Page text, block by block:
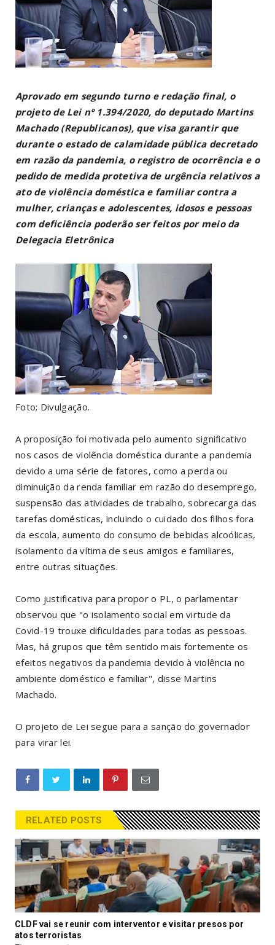
Aprovado em segundo turno e redação final, o
projeto de Lei nº 1.394/2020, do deputado Martins
Machado (Republicanos), que visa garantir que
durante o estado de calamidade pública decretado
em razão da pandemia, o registro de ocorrência e o
pedido de medida protetiva de urgência relativos a
ato de violência doméstica e familiar contra a
mulher, crianças e adolescentes, idosos e pessoas
com deficiência poderão ser feitos por meio da
Delegacia Eletrônica
Foto; Divulgação.
A proposição foi motivada pelo aumento significativo
nos casos de violência doméstica durante a pandemia
devido a uma série de fatores, como a perda ou
diminuição da renda familiar em razão do desemprego,
suspensão das atividades de trabalho, sobrecarga das
tarefas domésticas, incluindo o cuidado dos filhos fora
da escola, aumento do consumo de bebidas alcoólicas,
isolamento da vítima de seus amigos e familiares,
entre outras situações.
Como justificativa para propor o PL, o parlamentar
observou que "o isolamento social em virtude da
Covid-19 trouxe dificuldades para todas as pessoas.
Mas, há grupos que têm sentido mais fortemente os
efeitos negativos da pandemia devido à violência no
ambiente doméstico e familiar", disse Martins
Machado.
O projeto de Lei segue para a sanção do governador
para virar lei.
RELATED POSTS
CLDF vai se reunir com interventor e visitar presos por
atos terroristas